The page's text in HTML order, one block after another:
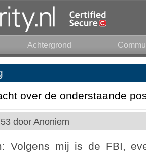
Achtergrond
over de onderstaande
door Anoniem
Volgens mij is de FBI,